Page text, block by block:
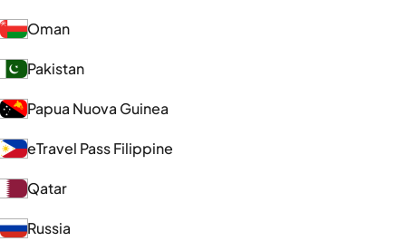
Oman
Pakistan
Papua Nuova Guinea
eTravel Pass Filippine
Qatar
Russia